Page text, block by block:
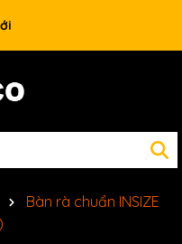
Bàn rà chuẩn INSIZE